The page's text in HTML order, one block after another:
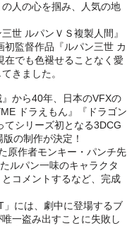
人の心を掴み、人気の地
世 ルパンＶＳ複製人間』
初監督作品『ルパン三世 カ
在でも色褪せることなく愛
きました。
から40年、日本のVFXの
ドラえもん』『ドラゴン
てシリーズ初となる3DCG
の制作が決定！
原作者モンキー・パンチ先
ルパン一味のキャラクタ
コメントするなど、完成
には、劇中に登場するブ
一盗み出すことに失敗し